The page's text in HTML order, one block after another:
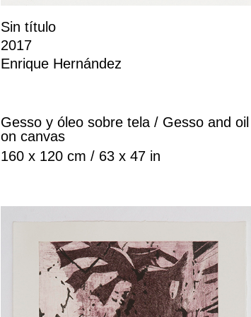
Sin título
2017
Enrique Hernández
Gesso y óleo sobre tela / Gesso and oil
on canvas
160 x 120 cm / 63 x 47 in